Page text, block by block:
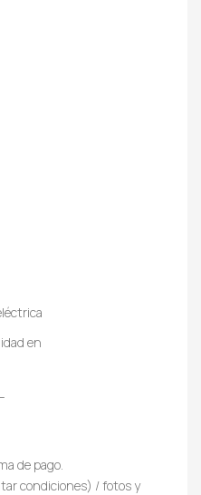
en
de pago.
condiciones) / fotos y